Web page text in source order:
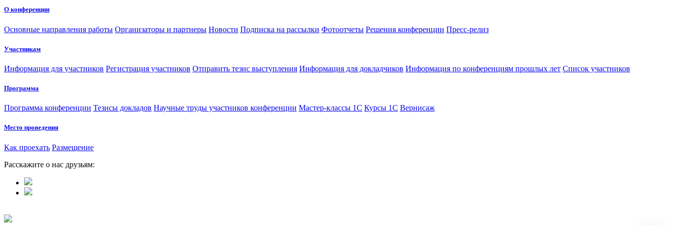
О конференции
Основные направления работы Организаторы и партнеры Новости Подписка на рассылки Фотоотчеты Решения конференции Пресс-релиз
Участникам
Информация для участников Регистрация участников Отправить тезис выступления Информация для докладчиков Информация по конференциям прошлых лет Список участников
Программа
Программа конференции Тезисы докладов Научные труды участников конференции Мастер-классы 1С Курсы 1С Вернисаж
Место проведения
Как проехать Размещение
Расскажите о нас друзьям: